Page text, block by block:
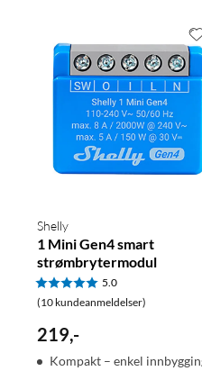
Shelly
1 Mini Gen4 smart
strømbrytermodul
5.0
(10 kundeanmeldelser)
219,-
Kompakt – enkel